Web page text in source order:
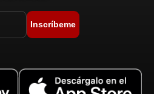
Inscríbeme